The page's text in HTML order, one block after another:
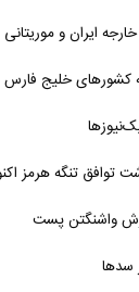
ایران و موریتانی
به کشورهای خلیج
توافق تنگه هرمز
واشنگتن پست
سدها